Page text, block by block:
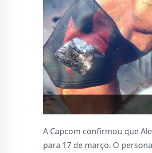
A Capcom confirmou que
para 17 de março. O